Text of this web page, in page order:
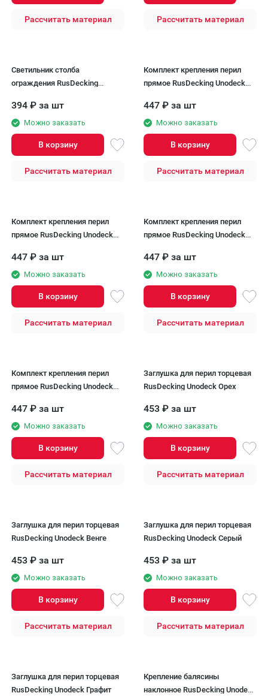
Рассчитать материал Рассчитать материал
Светильник столба
ограждения RusDecking
394 ₽ за шт
Можно заказать
В корзину
Рассчитать материал
Комплект крепления перил
прямое RusDecking Unodeck
447 ₽ за шт
Можно заказать
В корзину
Рассчитать материал
Комплект крепления перил
прямое RusDecking Unodeck
447 ₽ за шт
Можно заказать
В корзину
Рассчитать материал
Комплект крепления перил
прямое RusDecking Unodeck
447 ₽ за шт
Можно заказать
В корзину
Рассчитать материал
Комплект крепления перил
прямое RusDecking Unodeck
447 ₽ за шт
Можно заказать
В корзину
Рассчитать материал
Заглушка для перил торцевая
RusDecking Unodeck Орех
453 ₽ за шт
Можно заказать
В корзину
Рассчитать материал
Заглушка для перил торцевая
RusDecking Unodeck Венге
453 ₽ за шт
Можно заказать
В корзину
Рассчитать материал
Заглушка для перил торцевая
RusDecking Unodeck Серый
453 ₽ за шт
Можно заказать
В корзину
Рассчитать материал
Заглушка для перил торцевая
RusDecking Unodeck Графит
Крепление балясины
наклонное RusDecking Unodeck